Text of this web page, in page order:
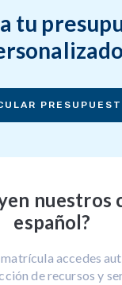
tu
nuestros
español?
accedes
de recursos y